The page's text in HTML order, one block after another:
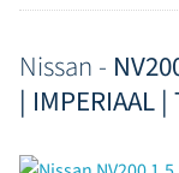
Nissan -
| IMPERIAAL |